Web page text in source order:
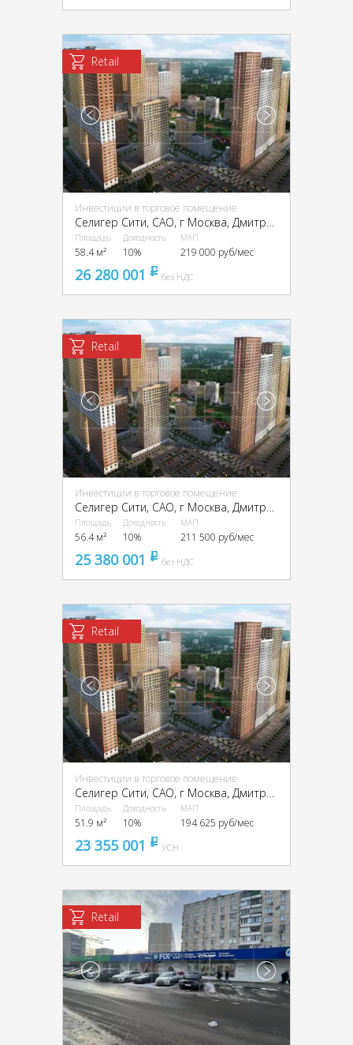
Retail
Инвестиции в торговое помещение
Селигер Сити, CАО, г Москва, Дмитровское ш., 87, стр. 2, 3
Площадь
58.4 м²
Доходность
10%
МАП
219 000 руб/мес
26 280 001 pуббез НДС
Retail
Инвестиции в торговое помещение
Селигер Сити, CАО, г Москва, Дмитровское ш., 87, стр. 2, 3
Площадь
56.4 м²
Доходность
10%
МАП
211 500 руб/мес
25 380 001 pуббез НДС
Retail
Инвестиции в торговое помещение
Площадь
51.9 м²
Доходность
10%
МАП
194 625 руб/мес
23 355 001 pуб
УСН
Retail